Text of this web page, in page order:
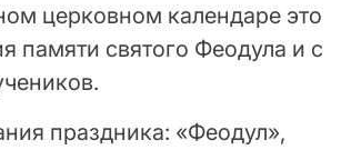
церковном календаре это
памяти святого Феодула и с
праздника: «Феодул»,